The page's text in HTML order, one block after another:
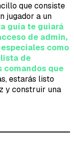
que consiste
jugador a un
guía te guiará
de admin,
como
lista de
comandos que
estarás listo
y construir una